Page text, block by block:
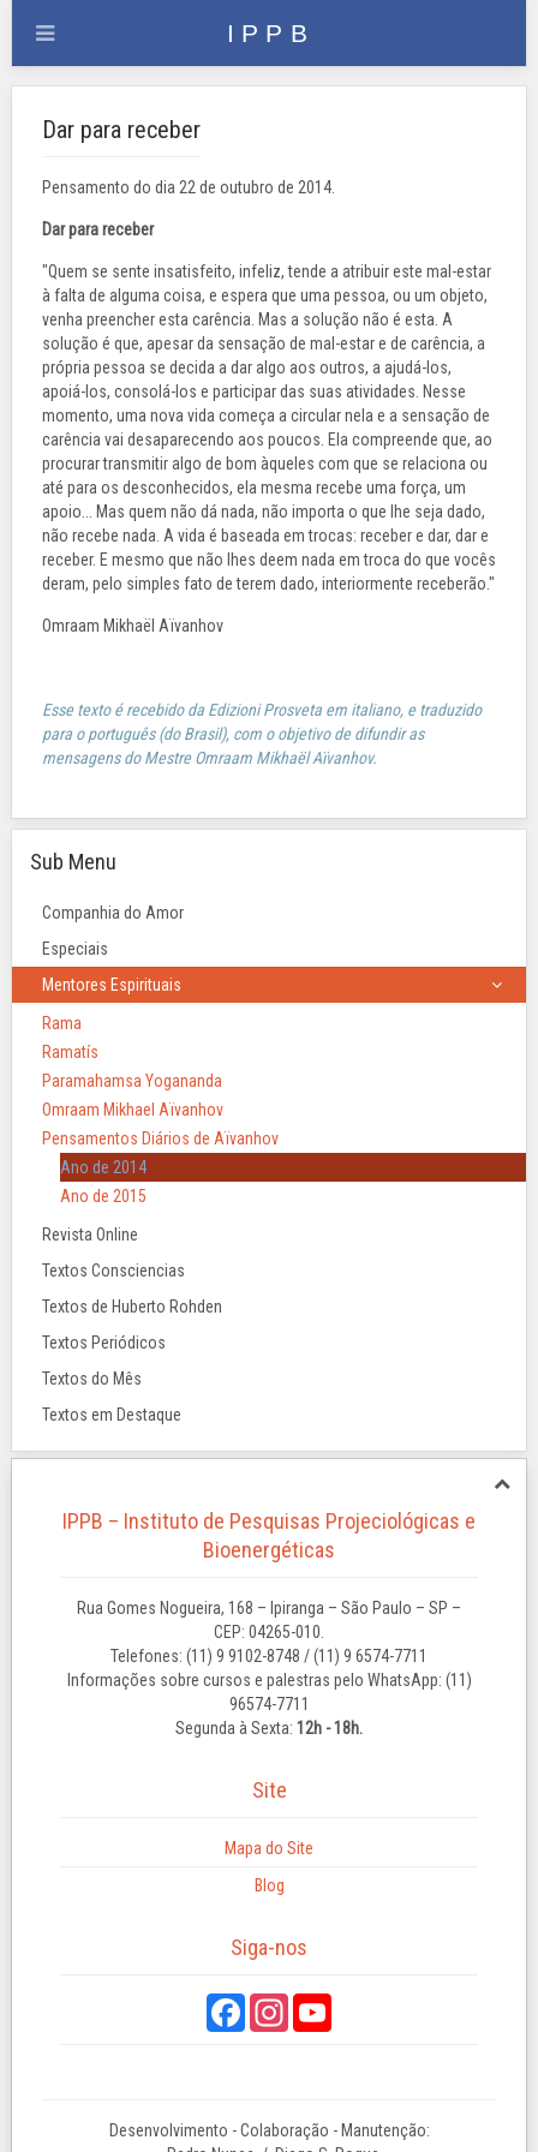
Dar para receber
Pensamento do dia 22 de outubro de 2014.
Dar para receber
"Quem se sente insatisfeito, infeliz, tende a atribuir este mal-estar
à falta de alguma coisa, e espera que uma pessoa, ou um objeto,
venha preencher esta carência. Mas a solução não é esta. A
solução é que, apesar da sensação de mal-estar e de carência, a
própria pessoa se decida a dar algo aos outros, a ajudá-los,
apoiá-los, consolá-los e participar das suas atividades. Nesse
momento, uma nova vida começa a circular nela e a sensação de
carência vai desaparecendo aos poucos. Ela compreende que, ao
procurar transmitir algo de bom àqueles com que se relaciona ou
até para os desconhecidos, ela mesma recebe uma força, um
apoio... Mas quem não dá nada, não importa o que lhe seja dado,
não recebe nada. A vida é baseada em trocas: receber e dar, dar e
receber. E mesmo que não lhes deem nada em troca do que vocês
deram, pelo simples fato de terem dado, interiormente receberão."
Omraam Mikhaël Aïvanhov
Esse texto é recebido da Edizioni Prosveta em italiano, e traduzido
para o português (do Brasil), com o objetivo de difundir as
mensagens do Mestre Omraam Mikhaël Aïvanhov.
Sub Menu
Companhia do Amor
Especiais
Mentores Espirituais
Rama
Ramatís
Paramahamsa Yogananda
Omraam Mikhael Aïvanhov
Pensamentos Diários de Aïvanhov
Ano de 2014
Ano de 2015
Revista Online
Textos Consciencias
Textos de Huberto Rohden
Textos Periódicos
Textos do Mês
Textos em Destaque
IPPB – Instituto de Pesquisas Projeciológicas e
Bioenergéticas
Rua Gomes Nogueira, 168 – Ipiranga – São Paulo – SP –
CEP: 04265-010.
Telefones: (11) 9 9102-8748 / (11) 9 6574-7711
Informações sobre cursos e palestras pelo WhatsApp: (11)
96574-7711
Segunda à Sexta: 12h - 18h.
Site
Mapa do Site
Blog
Siga-nos
Desenvolvimento - Colaboração - Manutenção: